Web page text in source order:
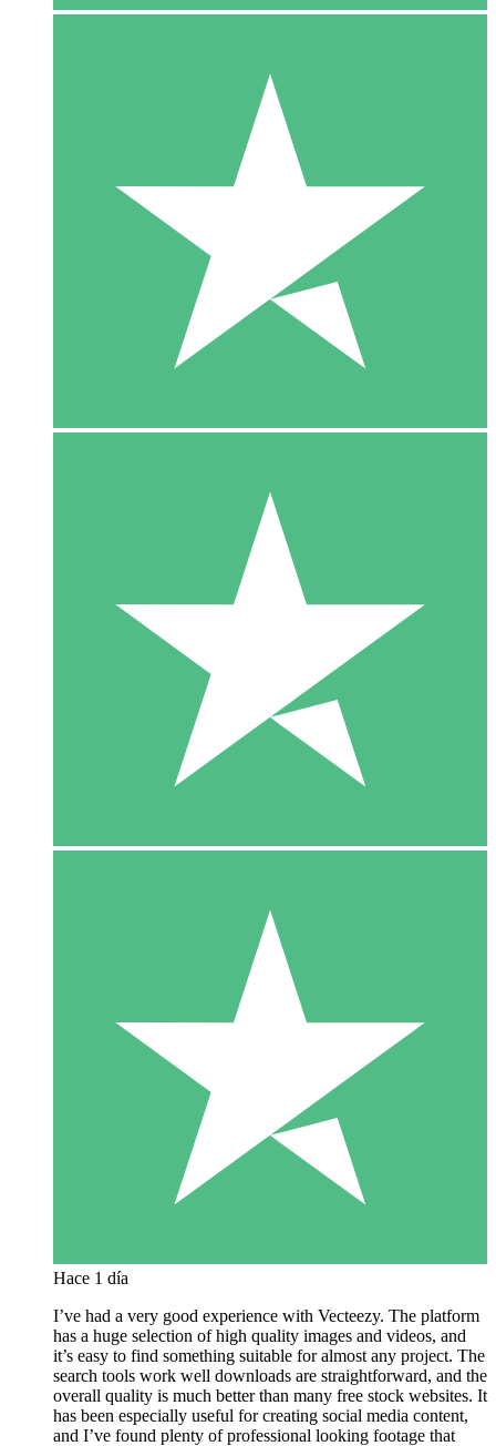
Hace 1 día
I’ve had a very good experience with Vecteezy. The platform
has a huge selection of high quality images and videos, and
it’s easy to find something suitable for almost any project. The
search tools work well downloads are straightforward, and the
overall quality is much better than many free stock websites. It
has been especially useful for creating social media content,
and I’ve found plenty of professional looking footage that